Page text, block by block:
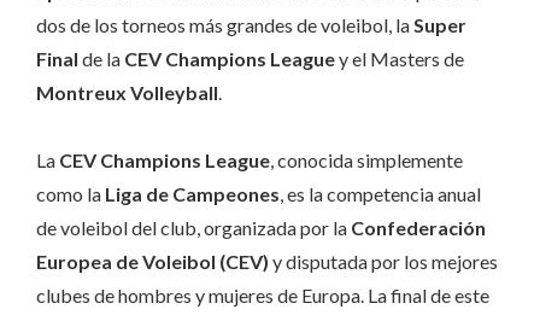
dos de los torneos más grandes de voleibol, laSuper
Final de la CEV Champions Leaguey el Masters de
Montreux Volleyball.
La CEV Champions League, conocida simplemente
como la Liga de Campeones, es la competencia anual
de voleibol del club, organizada por la Confederación
Europea de Voleibol (CEV) y disputada por los mejores
clubes de hombres y mujeres de Europa. La final de este